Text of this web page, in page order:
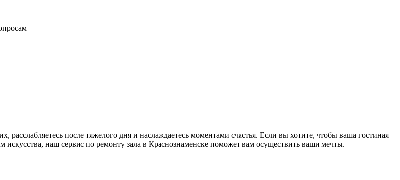
расслабляетесь после тяжелого дня и наслаждаетесь моментами счастья. Если вы хотите, чтобы ваша гостиная
наш сервис по ремонту зала в Краснознаменске поможет вам осуществить ваши мечты.